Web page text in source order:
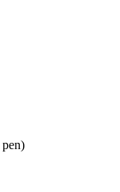
pen)